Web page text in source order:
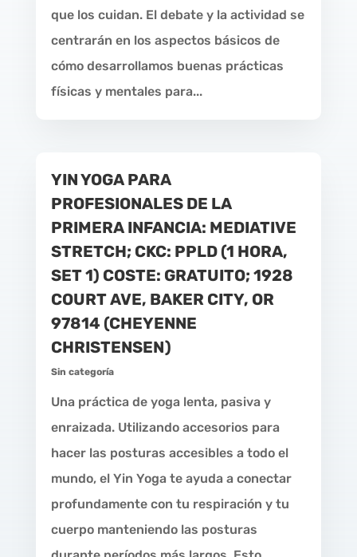
que los cuidan. El debate y la actividad se
centrarán en los aspectos básicos de
cómo desarrollamos buenas prácticas
físicas y mentales para...
YIN YOGA PARA
PROFESIONALES DE LA
PRIMERA INFANCIA: MEDIATIVE
STRETCH; CKC: PPLD (1 HORA,
SET 1) COSTE: GRATUITO; 1928
COURT AVE, BAKER CITY, OR
97814 (CHEYENNE
CHRISTENSEN)
Sin categoría
Una práctica de yoga lenta, pasiva y
enraizada. Utilizando accesorios para
hacer las posturas accesibles a todo el
mundo, el Yin Yoga te ayuda a conectar
profundamente con tu respiración y tu
cuerpo manteniendo las posturas